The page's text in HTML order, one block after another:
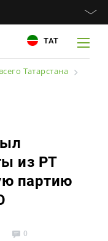
ТАТ
Татарстана
из РТ
партию
0